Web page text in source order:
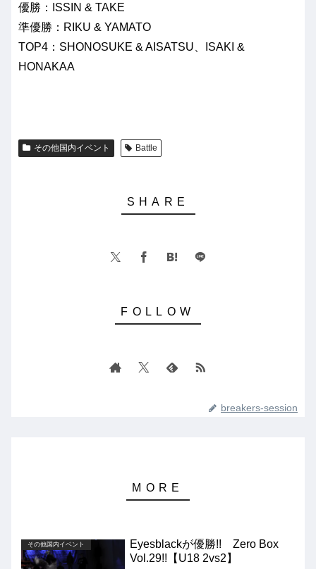
優勝：ISSIN & TAKE
準優勝：RIKU & YAMATO
TOP4：SHONOSUKE & AISATSU、ISAKI &
HONAKAA
その他国内イベント Battle
breakers-session
その他国内イベント
Eyesblackが優勝!! Zero Box
Vol.29!!【U18 2vs2】